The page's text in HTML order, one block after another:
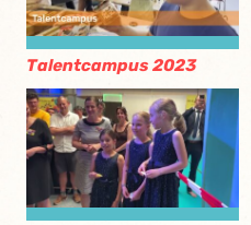
Talentcampus 2023